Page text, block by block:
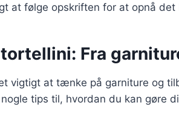
at følge opskriften for at opnå det
Fra
vigtigt at tænke på garniture og
tips til, hvordan du kan gøre